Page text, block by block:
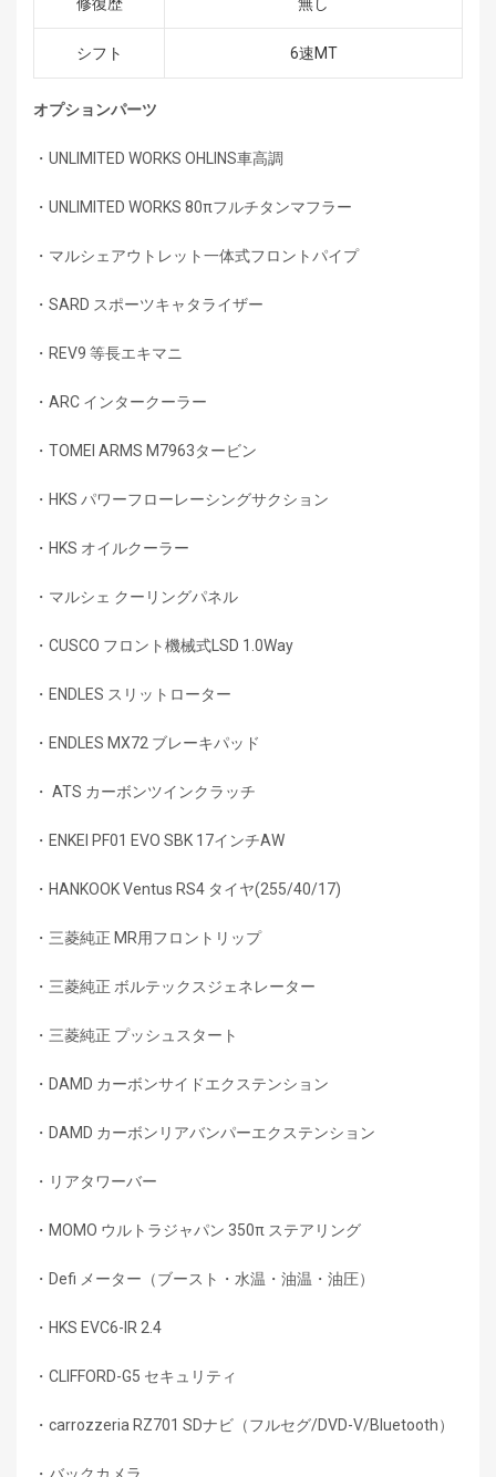
シフト 6速MT
オプションパーツ
・UNLIMITED WORKS OHLINS車高調
・UNLIMITED WORKS 80πフルチタンマフラー
・マルシェアウトレット一体式フロントパイプ
・SARD スポーツキャタライザー
・REV9 等長エキマニ
・ARC インタークーラー
・TOMEI ARMS M7963タービン
・HKS パワーフローレーシングサクション
・HKS オイルクーラー
・マルシェ クーリングパネル
・CUSCO フロント機械式LSD 1.0Way
・ENDLES スリットローター
・ENDLES MX72 ブレーキパッド
・ ATS カーボンツインクラッチ
・ENKEI PF01 EVO SBK 17インチAW
・HANKOOK Ventus RS4 タイヤ(255/40/17)
・三菱純正 MR用フロントリップ
・三菱純正 ボルテックスジェネレーター
・三菱純正 プッシュスタート
・DAMD カーボンサイドエクステンション
・DAMD カーボンリアバンパーエクステンション
・リアタワーバー
・MOMO ウルトラジャパン 350π ステアリング
・Defi メーター（ブースト・水温・油温・油圧）
・HKS EVC6-IR 2.4
・CLIFFORD-G5 セキュリティ
・carrozzeria RZ701 SDナビ（フルセグ/DVD-V/Bluetooth）
・バックカメラ